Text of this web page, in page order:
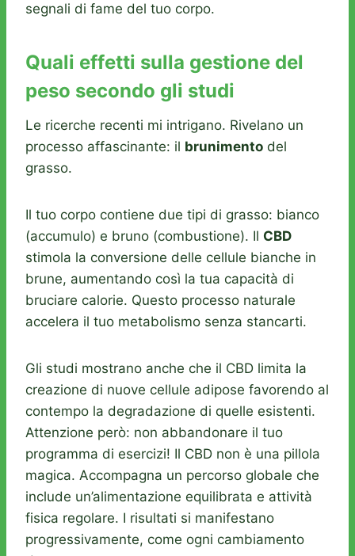
segnali di fame del tuo corpo.
Quali effetti sulla gestione del
peso secondo gli studi
Le ricerche recenti mi intrigano. Rivelano un
processo affascinante: il brunimento del
grasso.
Il tuo corpo contiene due tipi di grasso: bianco
(accumulo) e bruno (combustione). Il CBD
stimola la conversione delle cellule bianche in
brune, aumentando così la tua capacità di
bruciare calorie. Questo processo naturale
accelera il tuo metabolismo senza stancarti.
Gli studi mostrano anche che il CBD limita la
creazione di nuove cellule adipose favorendo al
contempo la degradazione di quelle esistenti.
Attenzione però: non abbandonare il tuo
programma di esercizi! Il CBD non è una pillola
magica. Accompagna un percorso globale che
include un’alimentazione equilibrata e attività
fisica regolare. I risultati si manifestano
progressivamente, come ogni cambiamento